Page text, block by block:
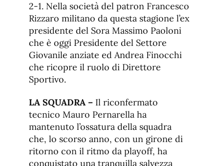
2-1. Nella società del patron Francesco
Rizzaro militano da questa stagione l’ex
presidente del Sora Massimo Paoloni
che è oggi Presidente del Settore
Giovanile anziate ed Andrea Finocchi
che ricopre il ruolo di Direttore
Sportivo.
LA SQUADRA – Il riconfermato
tecnico Mauro Pernarella ha
mantenuto l’ossatura della squadra
che, lo scorso anno, con un girone di
ritorno con il ritmo da playoff, ha
conquistato una tranquilla salvezza